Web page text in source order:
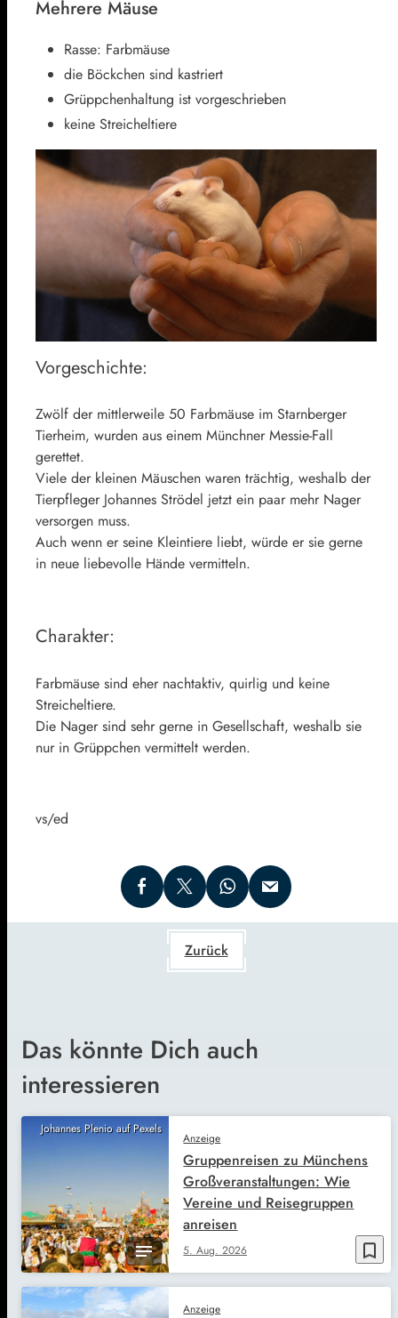
Mehrere Mäuse
Rasse: Farbmäuse
die Böckchen sind kastriert
Grüppchenhaltung ist vorgeschrieben
keine Streicheltiere
Vorgeschichte:
Zwölf der mittlerweile 50 Farbmäuse im Starnberger
Tierheim, wurden aus einem Münchner Messie-Fall
gerettet.
Viele der kleinen Mäuschen waren trächtig, weshalb der
Tierpfleger Johannes Strödel jetzt ein paar mehr Nager
versorgen muss.
Auch wenn er seine Kleintiere liebt, würde er sie gerne
in neue liebevolle Hände vermitteln.
Charakter:
Farbmäuse sind eher nachtaktiv, quirlig und keine
Streicheltiere.
Die Nager sind sehr gerne in Gesellschaft, weshalb sie
nur in Grüppchen vermittelt werden.
vs/ed
Zurück
Das könnte Dich auch
interessieren
Johannes Plenio auf Pexels
bookmark_border
Anzeige
5. Aug. 2026
Gruppenreisen zu Münchens
Großveranstaltungen: Wie
Vereine und Reisegruppen
anreisen
Anzeige